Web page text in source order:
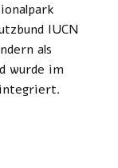
IUCN
als
wurde im